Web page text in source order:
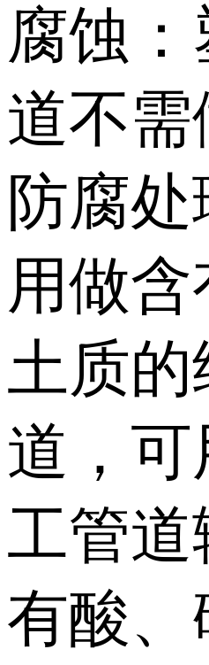
腐蚀
道不
防腐
用做
土质的
道，
工管道
有酸、